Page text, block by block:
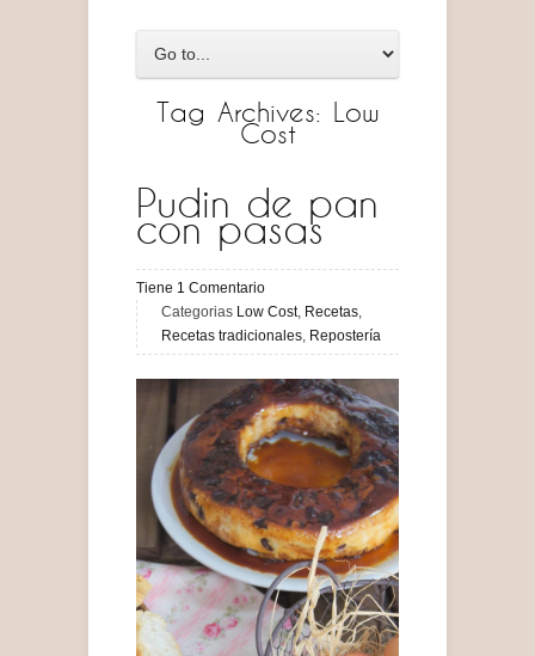
Tag Archives: Low
Cost
Pudin de pan
con pasas
Tiene 1 Comentario
Categorias Low Cost, Recetas,
Recetas tradicionales, Repostería